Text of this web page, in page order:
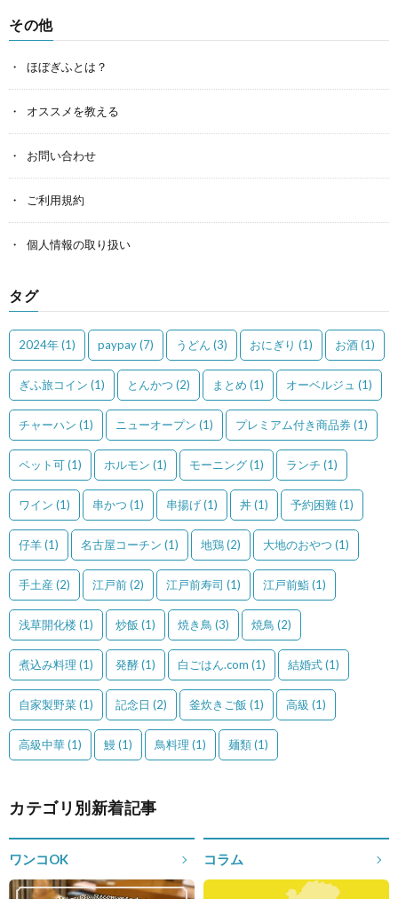
その他
ほぼぎふとは？
オススメを教える
お問い合わせ
ご利用規約
個人情報の取り扱い
タグ
2024年(1) paypay(7) うどん (3) おにぎり (1) お酒(1)
ぎふ旅コイン (1) とんかつ (2) まとめ (1) オーベルジュ (1)
チャーハン (1) ニューオープン (1) プレミアム付き商品券(1)
ペット可(1) ホルモン (1) モーニング(1) ランチ (1)
ワイン (1) 串かつ (1) 串揚げ(1) 丼(1) 予約困難(1)
仔羊(1) 名古屋コーチン (1) 地鶏(2) 大地のおやつ (1)
手土産 (2) 江戸前(2) 江戸前寿司 (1) 江戸前鮨(1)
浅草開化楼(1) 炒飯 (1) 焼き鳥 (3) 焼鳥 (2)
煮込み料理 (1) 発酵(1) 白ごはん.com (1) 結婚式(1)
自家製野菜(1) 記念日 (2) 釜炊きご飯 (1) 高級 (1)
高級中華(1) 鰻(1) 鳥料理 (1) 麺類(1)
カテゴリ別新着記事
ワンコOK コラム